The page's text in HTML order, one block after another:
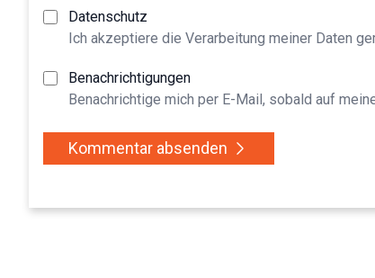
Datenschutz
Ich akzeptiere die Verarbeitung meiner Daten
Benachrichtigungen
Benachrichtige mich per E-Mail, sobald auf
Kommentar absenden